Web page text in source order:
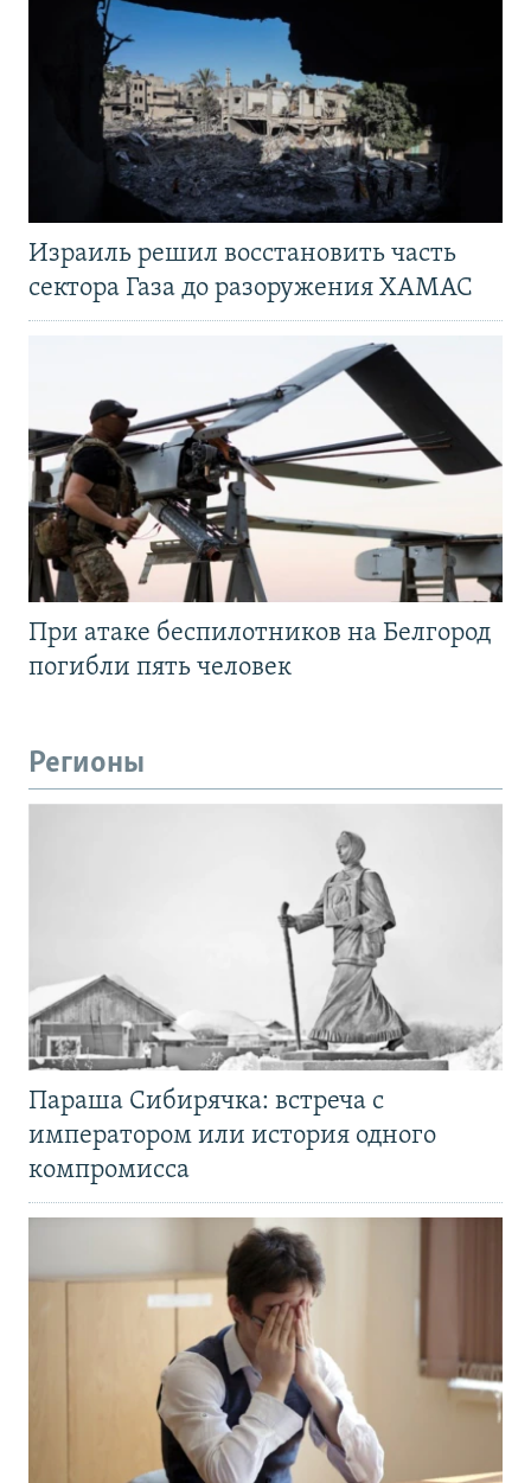
Израиль решил восстановить часть
сектора Газа до разоружения ХАМАС
При атаке беспилотников на Белгород
погибли пять человек
Регионы
Параша Сибирячка: встреча с
императором или история одного
компромисса